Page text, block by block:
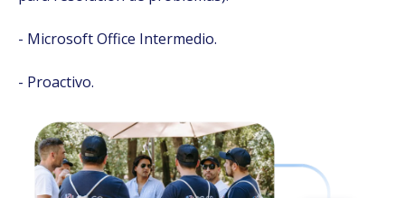
- Microsoft Office Intermedio.
- Proactivo.